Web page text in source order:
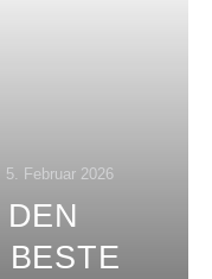
5. Februar 2026